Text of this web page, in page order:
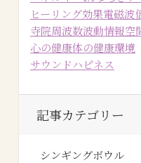
ヒーリング効果電磁波
寺院周波数波動情報空
心の健康体の健康環境
サウンドハピネス
記事カテゴリー
シンギングボウル